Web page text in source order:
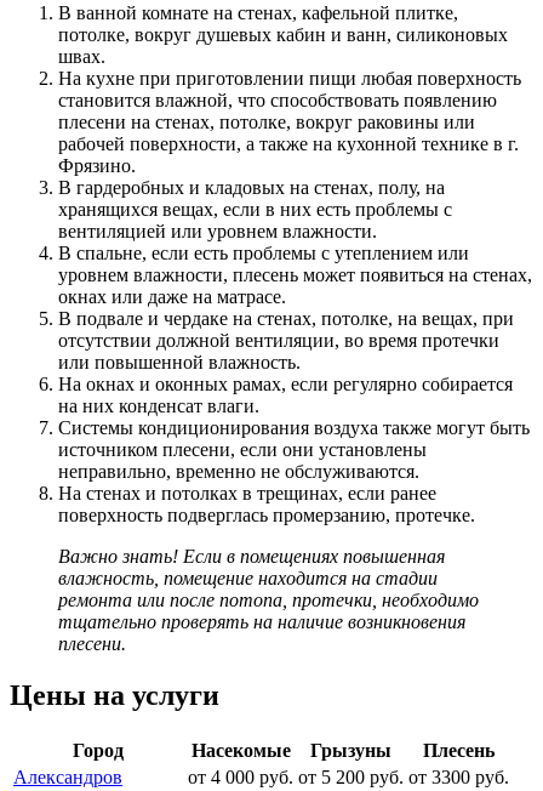
В ванной комнате на стенах, кафельной плитке,
потолке, вокруг душевых кабин и ванн, силиконовых
швах.
На кухне при приготовлении пищи любая поверхность
становится влажной, что способствовать появлению
плесени на стенах, потолке, вокруг раковины или
рабочей поверхности, а также на кухонной технике в г.
Фрязино.
В гардеробных и кладовых на стенах, полу, на
хранящихся вещах, если в них есть проблемы с
вентиляцией или уровнем влажности.
В спальне, если есть проблемы с утеплением или
уровнем влажности, плесень может появиться на стенах,
окнах или даже на матрасе.
В подвале и чердаке на стенах, потолке, на вещах, при
отсутствии должной вентиляции, во время протечки
или повышенной влажность.
На окнах и оконных рамах, если регулярно собирается
на них конденсат влаги.
Системы кондиционирования воздуха также могут быть
источником плесени, если они установлены
неправильно, временно не обслуживаются.
На стенах и потолках в трещинах, если ранее
поверхность подверглась промерзанию, протечке.
Важно знать! Если в помещениях повышенная
влажность, помещение находится на стадии
ремонта или после потопа, протечки, необходимо
тщательно проверять на наличие возникновения
плесени.
Цены на услуги
Город Насекомые Грызуны
Плесень
Александров
от 4 000 руб. от 5 200 руб. от 3300 руб.